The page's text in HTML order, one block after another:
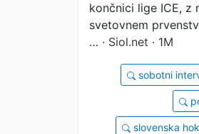
končnici lige ICE, z
svetovnem
… · Siol.net · 1M
sobotni
slovenska